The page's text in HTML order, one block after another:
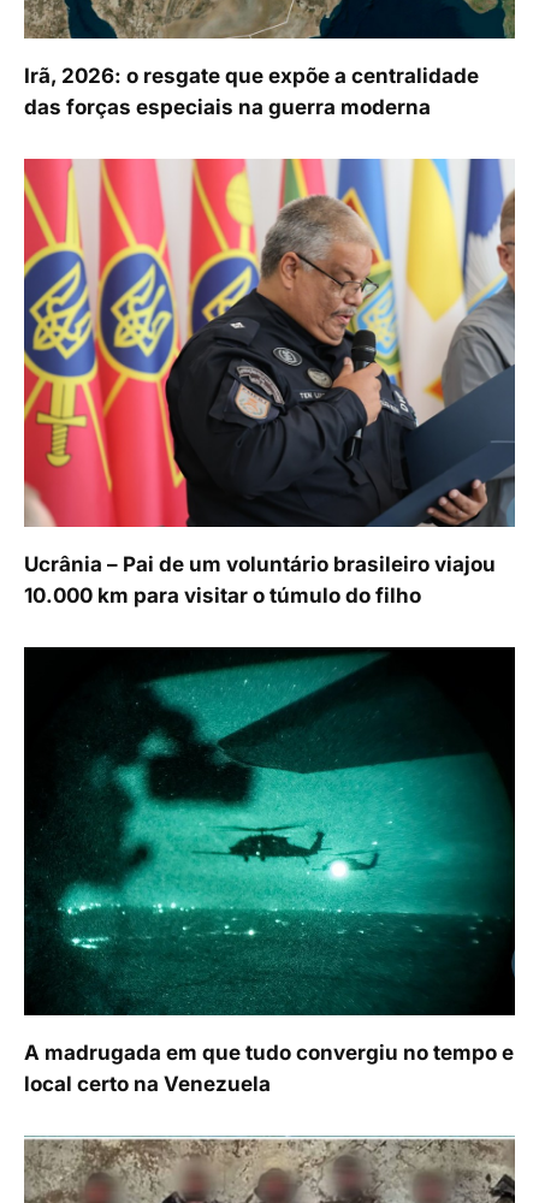
Irã, 2026: o resgate que expõe a centralidade
das forças especiais na guerra moderna
Ucrânia – Pai de um voluntário brasileiro viajou
10.000 km para visitar o túmulo do filho
A madrugada em que tudo convergiu no tempo e
local certo na Venezuela